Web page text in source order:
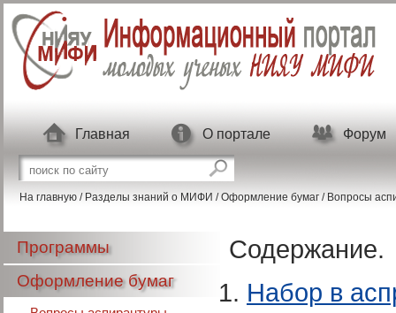
Перейти к основному содержанию
Главная О портале Форум
Форма поиска
Поиск на сайте
На главную / Разделы знаний о МИФИ /Оформление бумаг / Вопросы
Программы
Оформление бумаг
Содержание.
Набор в